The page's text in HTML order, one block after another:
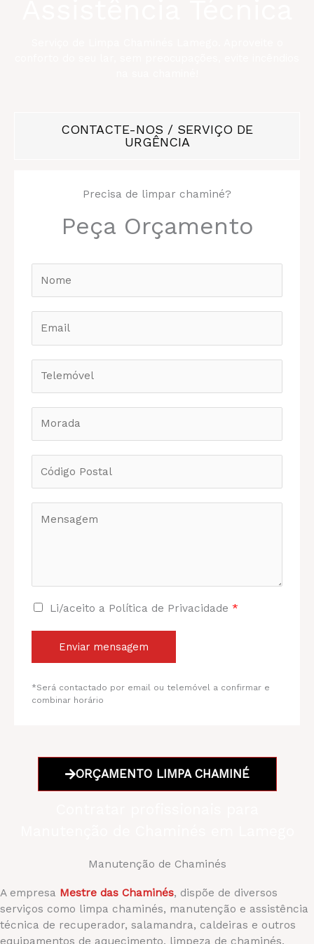
CONTACTE-NOS / SERVIÇO DE
URGÊNCIA
Precisa de limpar chaminé?
Peça Orçamento
Li/aceito a Política de Privacidade *
Enviar mensagem
*Será contactado por email ou telemóvel a confirmar e
combinar horário
ORÇAMENTO LIMPA CHAMINÉ
Manutenção de Chaminés
A empresa Mestre das Chaminés, dispõe de diversos
serviços como limpa chaminés, manutenção e assistência
técnica de recuperador, salamandra, caldeiras e outros
equipamentos de aquecimento, limpeza de chaminés,